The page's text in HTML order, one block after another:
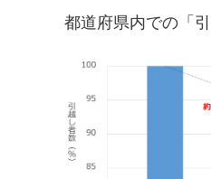
都道府県内での「